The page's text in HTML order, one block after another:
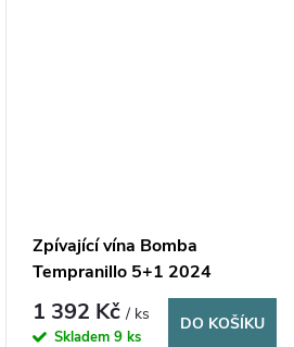
Zpívající vína Bomba
Tempranillo 5+1 2024
1 392 Kč/ ks
Skladem 9 ks
DO KOŠÍKU